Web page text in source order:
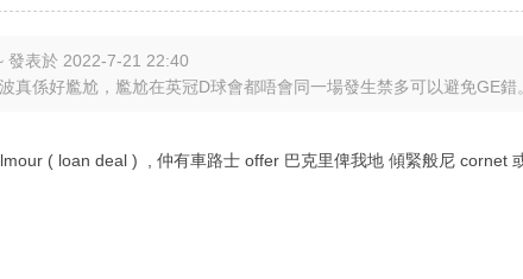
發表於 2022-7-21 22:40
真係好尷尬，尷尬在英冠D球會都唔會同一場發生禁多可以避免GE錯
( loan deal ) , 仲有車路士 offer 巴克里俾我地 傾緊般尼 cornet